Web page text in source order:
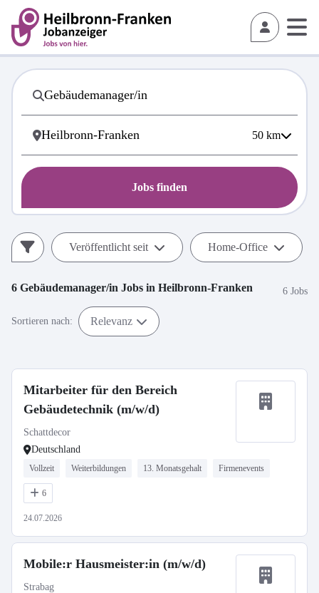
50 km
Jobs finden
Veröffentlicht seit Home-Office
6 Gebäudemanager/in Jobs in Heilbronn-Franken 6 Jobs
Sortieren nach: Relevanz
Mitarbeiter für den Bereich
Gebäudetechnik (m/w/d)
Schattdecor
Deutschland
Vollzeit Weiterbildungen 13. Monatsgehalt Firmenevents
6
24.07.2026
Mobile:r Hausmeister:in (m/w/d)
Strabag